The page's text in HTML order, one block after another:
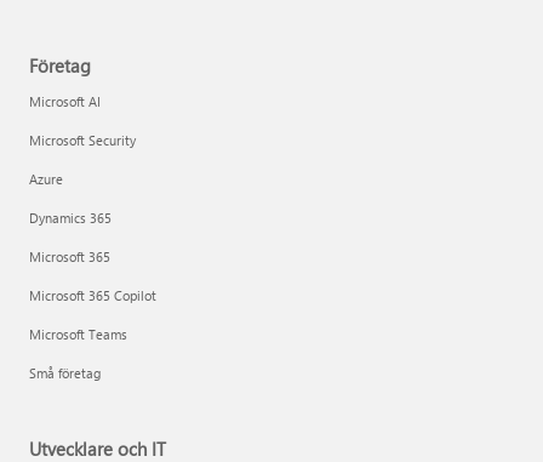
Företag
Microsoft AI
Microsoft Security
Azure
Dynamics 365
Microsoft 365
Microsoft 365 Copilot
Microsoft Teams
Små företag
Utvecklare och IT